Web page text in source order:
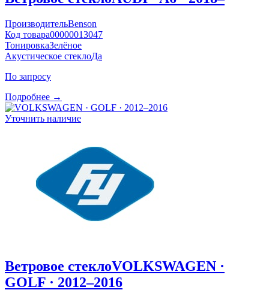
ПроизводительBenson
Код товара00000013047
ТонировкаЗелёное
Акустическое стеклоДа
По запросу
Подробнее →
Уточнить наличие
Ветровое стеклоVOLKSWAGEN ·
GOLF · 2012–2016